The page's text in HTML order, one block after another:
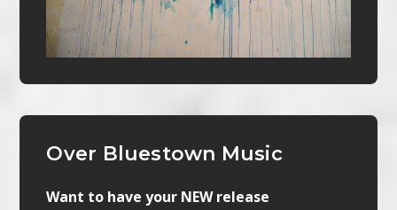
Over Bluestown Music
Want to have your NEW release